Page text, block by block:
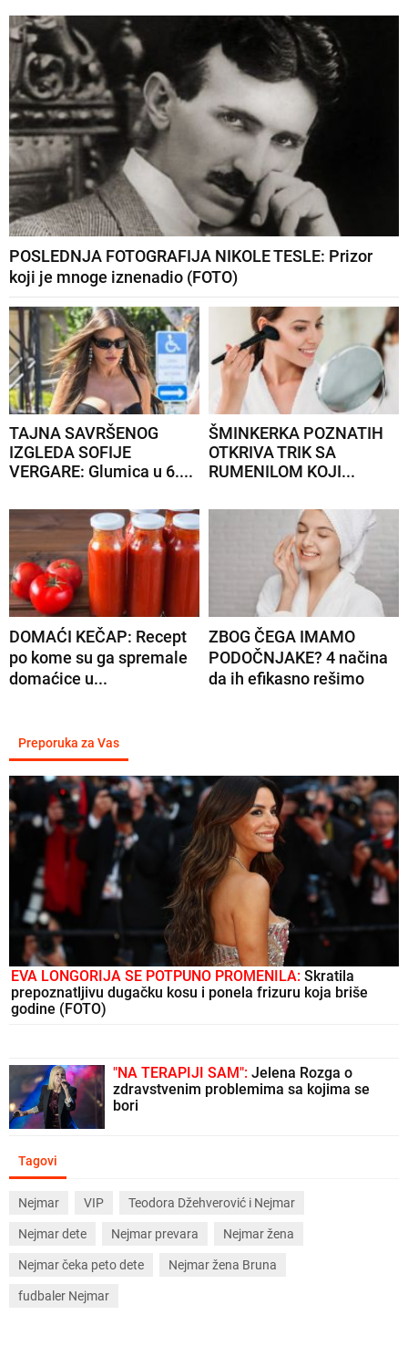
POSLEDNJA FOTOGRAFIJA NIKOLE TESLE: Prizor
koji je mnoge iznenadio (FOTO)
TAJNA SAVRŠENOG
IZGLEDA SOFIJE
VERGARE: Glumica u 6....
ŠMINKERKA POZNATIH
OTKRIVA TRIK SA
RUMENILOM KOJI...
DOMAĆI KEČAP: Recept
po kome su ga spremale
domaćice u...
ZBOG ČEGA IMAMO
PODOČNJAKE? 4 načina
da ih efikasno rešimo
Preporuka za Vas
EVA LONGORIJA SE POTPUNO PROMENILA: Skratila
prepoznatljivu dugačku kosu i ponela frizuru koja briše
godine (FOTO)
"NA TERAPIJI SAM": Jelena Rozga o
zdravstvenim problemima sa kojima se
bori
Tagovi
Nejmar VIP Teodora Džehverović i Nejmar
Nejmar dete Nejmar prevara Nejmar žena
Nejmar čeka peto dete Nejmar žena Bruna
fudbaler Nejmar